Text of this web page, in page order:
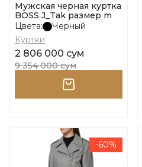
Мужская черная куртка
BOSS J_Tak размер m
Цвета:
Черный
Куртки
2 806 000 сум
9 354 000 сум
-60%